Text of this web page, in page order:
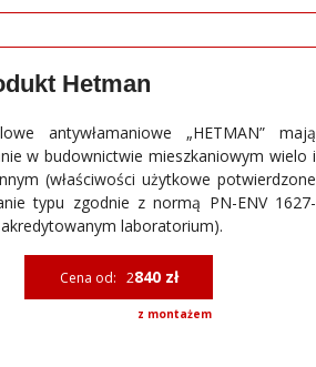
Hetman
antywłamaniowe „HETMAN” mają
w budownictwie mieszkaniowym wielo i
(właściwości użytkowe potwierdzone
typu zgodnie z normą PN-ENV 1627-
laboratorium).
Cena od: 2840 zł
z montażem